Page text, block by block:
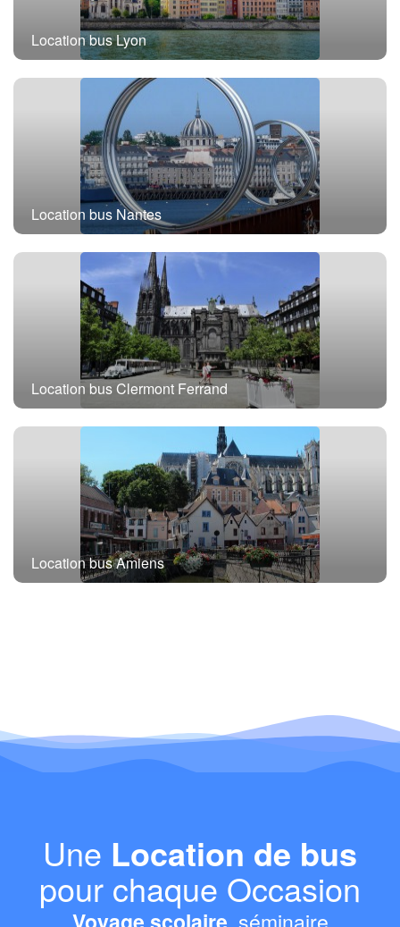
Location bus Lyon
Location bus Nantes
Location bus Clermont Ferrand
Location bus Amiens
Une Location de bus
pour chaque Occasion
Voyage scolaire , séminaire